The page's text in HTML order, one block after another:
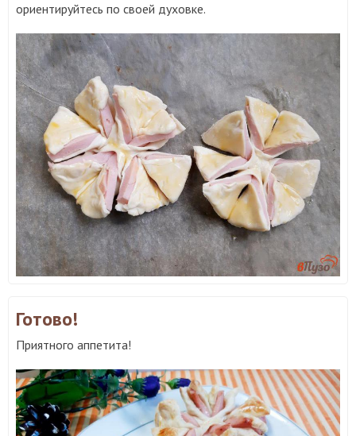
ориентируйтесь по своей духовке.
Готово!
Приятного аппетита!